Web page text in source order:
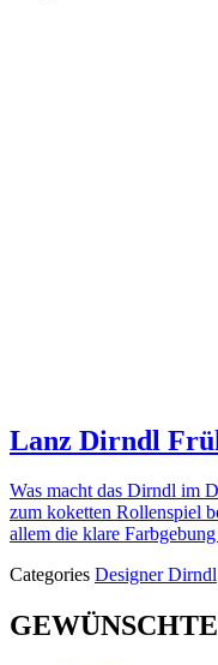
Lanz Dirndl
Was macht das Dirndl im
zum koketten Rollenspiel
allem die klare
Categories Designer Dirndl